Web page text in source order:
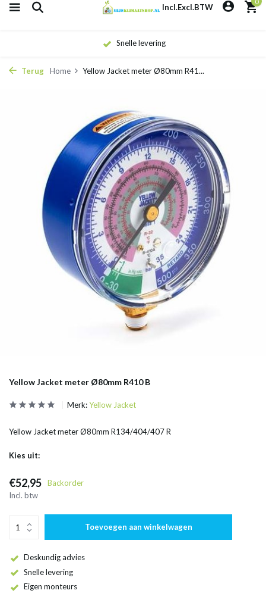
Incl.Excl.BTW
Snelle levering
Terug Home Yellow Jacket meter Ø80mm R41...
Yellow Jacket meter Ø80mm R410 B
Merk:Yellow Jacket
Yellow Jacket meter Ø80mm R134/404/407 R
Kies uit:
€52,95
Backorder
Incl. btw
Toevoegen aan winkelwagen
Deskundig advies
Snelle levering
Eigen monteurs